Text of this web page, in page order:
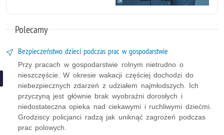
Polecamy
Bezpieczeństwo dzieci podczas prac w gospodarstwie
Przy pracach w gospodarstwie rolnym nietrudno o
nieszczęście. W okresie wakacji częściej dochodzi do
niebezpiecznych zdarzeń z udziałem najmłodszych. Ich
przyczyną jest głównie brak wyobraźni dorosłych i
niedostateczna opieka nad ciekawymi i ruchliwymi dziećmi.
Grodziscy policjanci radzą jak uniknąć zagrożeń podczas
prac polowych.